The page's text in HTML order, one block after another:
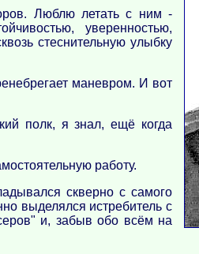
Люблю летать с ним -
уверенностью,
стеснительную улыбку
маневром. И вот
полк, я знал, ещё когда
работу.
скверно с самого
выделялся истребитель с
и, забыв обо всём на